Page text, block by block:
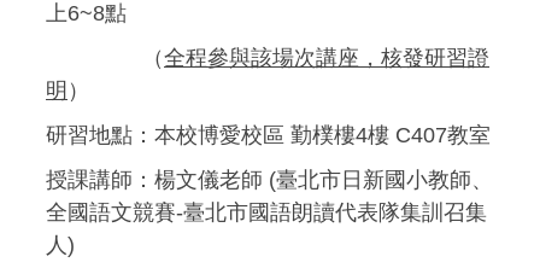
上6~8點
（全程參與該場次講座，核發研習證
明 ）
研習地點：本校博愛校區 勤樸樓4樓 C407教室
授課講師：楊文儀老師 (臺北市日新國小教師、
全國語文競賽-臺北市國語朗讀代表隊集訓召集
人)